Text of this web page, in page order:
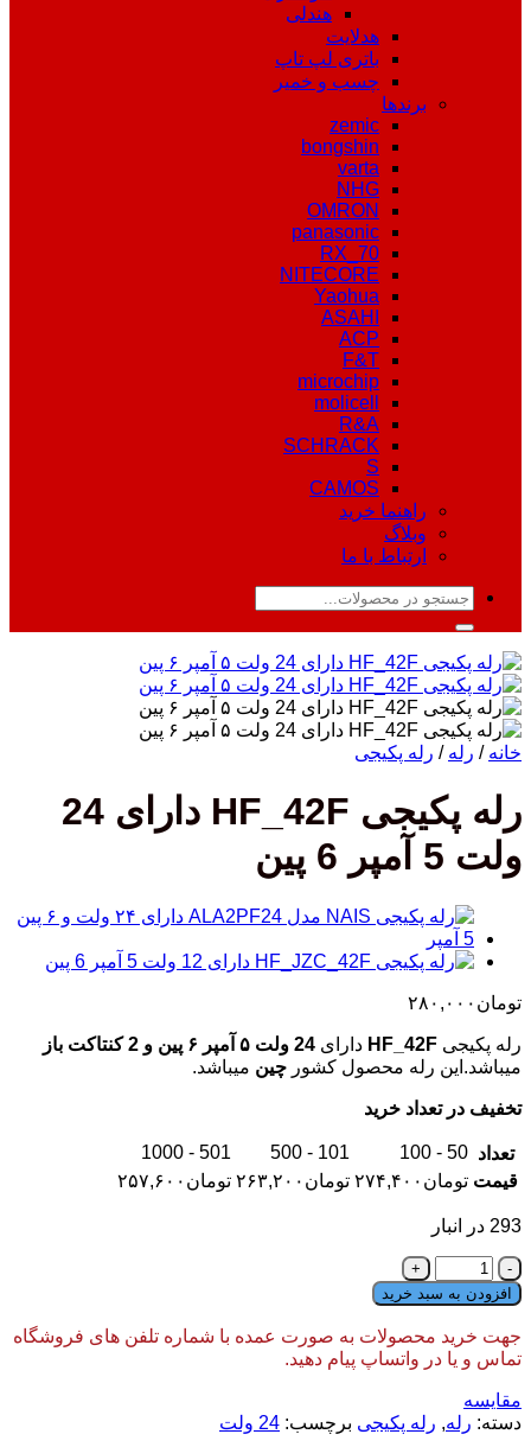
هندلی
هدلایت
باتری لپ تاپ
چسب و خمیر
برندها
zemic
bongshin
varta
NHG
OMRON
panasonic
RX_70
NITECORE
Yaohua
ASAHI
ACP
F&T
microchip
molicell
R&A
SCHRACK
S
CAMOS
راهنما خرید
وبلاگ
ارتباط با ما
جستجو
خانه / رله / رله پکیجی
رله پکیجی HF_42F دارای 24
ولت 5 آمپر 6 پین
تومان ۲۸۰,۰۰۰
رله پکیجی دارای 24 ولت ۵ آمپر ۶ پین و 2 کنتاکت باز
میباشد.این رله محصول کشور چین میباشد.
تخفیف در تعداد خرید
تعداد 50 - 100
101 - 500
501 - 1000
قیمت تومان ۲۷۴,۴۰۰ تومان ۲۶۳,۲۰۰ تومان ۲۵۷,۶۰۰
293 در انبار
رله
پکیجی
HF_42F
دارای
ولت
5
آمپر
افزودن به سبد خرید
جهت خرید محصولات به صورت عمده با شماره تلفن های فروشگاه
تماس و یا در واتساپ پیام دهید.
مقایسه
دسته: رله, رله پکیجی برچسب: 24 ولت